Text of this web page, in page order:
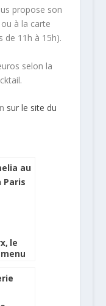
propose son
à la carte
de 11h à 15h).
selon la
sur le site du
le